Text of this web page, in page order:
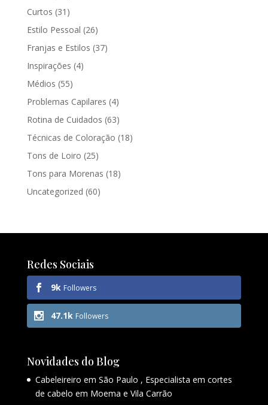
Curtos (31)
Estilo Pessoal (26)
Franjas e Estilos (37)
Inspirações (4)
Médios (55)
Problemas Capilares (4)
Rotina de Cuidados (63)
Técnicas de Coloração (18)
Tons de Loiro (25)
Tons para Morenas (18)
Uncategorized (60)
Redes Sociais
9k Followers
47.1k Followers
Novidades do Blog
Cabeleireiro em São Paulo , Especialista em cortes
de cabelo em Moema e Vila Carrão